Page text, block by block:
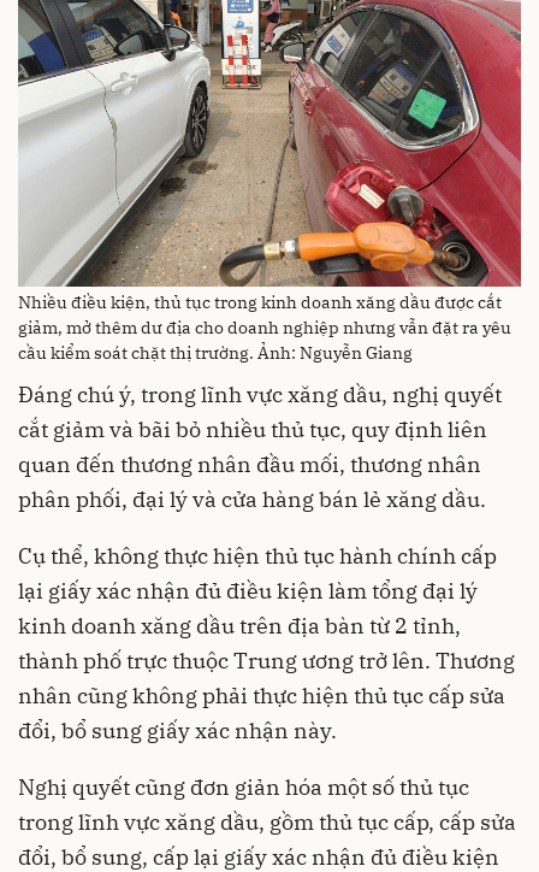
Nhiều điều kiện, thủ tục trong kinh doanh xăng dầu được cắt
giảm, mở thêm dư địa cho doanh nghiệp nhưng vẫn đặt ra yêu
cầu kiểm soát chặt thị trường. Ảnh: Nguyễn Giang
Đáng chú ý, trong lĩnh vực xăng dầu, nghị quyết
cắt giảm và bãi bỏ nhiều thủ tục, quy định liên
quan đến thương nhân đầu mối, thương nhân
phân phối, đại lý và cửa hàng bán lẻ xăng dầu.
Cụ thể, không thực hiện thủ tục hành chính cấp
lại giấy xác nhận đủ điều kiện làm tổng đại lý
kinh doanh xăng dầu trên địa bàn từ 2 tỉnh,
thành phố trực thuộc Trung ương trở lên. Thương
nhân cũng không phải thực hiện thủ tục cấp sửa
đổi, bổ sung giấy xác nhận này.
Nghị quyết cũng đơn giản hóa một số thủ tục
trong lĩnh vực xăng dầu, gồm thủ tục cấp, cấp sửa
đổi, bổ sung, cấp lại giấy xác nhận đủ điều kiện